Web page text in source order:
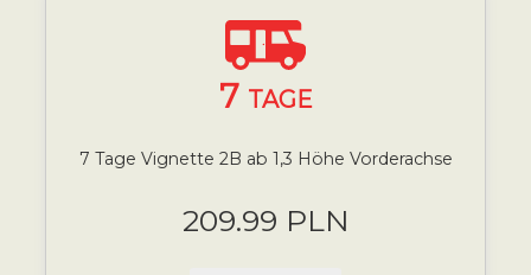
7 TAGE
7 Tage Vignette 2B ab 1,3 Höhe Vorderachse
209.99 PLN